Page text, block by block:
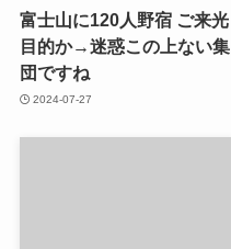
富士山に120人野宿 ご来光
目的か→迷惑この上ない集
団ですね
2024-07-27